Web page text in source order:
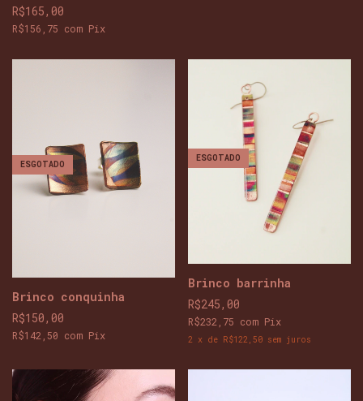
R$165,00
R$156,75 com Pix
ESGOTADO
Brinco conquinha
R$150,00
R$142,50 com Pix
ESGOTADO
Brinco barrinha
R$245,00
R$232,75 com Pix
2 x de R$122,50 sem juros